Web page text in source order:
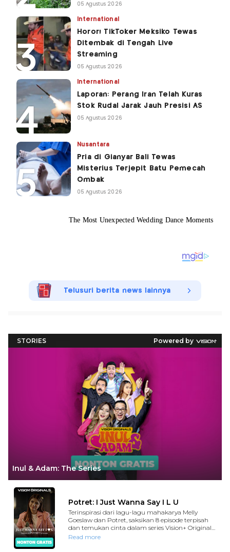
05 Agustus 2026
International
Horor! TikToker Meksiko Tewas
Ditembak di Tengah Live
Streaming
05 Agustus 2026
International
Laporan: Perang Iran Telah Kuras
Stok Rudal Jarak Jauh Presisi AS
05 Agustus 2026
Nusantara
Pria di Gianyar Bali Tewas
Misterius Terjepit Batu Pemecah
Ombak
05 Agustus 2026
Telusuri berita news lainnya